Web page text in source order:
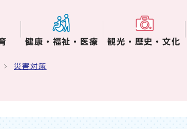
健康・福祉・医療 観光・歴史・文化
災害対策